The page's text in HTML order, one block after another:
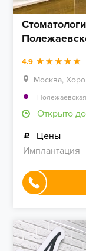
4.9
Москва,
Открыто
Цены
Имплантация